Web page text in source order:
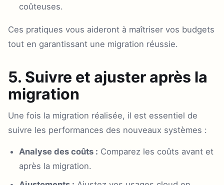
coûteuses.
Ces pratiques vous aideront à maîtriser vos budgets
tout en garantissant une migration réussie.
5. Suivre et ajuster après la
migration
Une fois la migration réalisée, il est essentiel de
suivre les performances des nouveaux systèmes :
Analyse des coûts : Comparez les coûts avant et
après la migration.